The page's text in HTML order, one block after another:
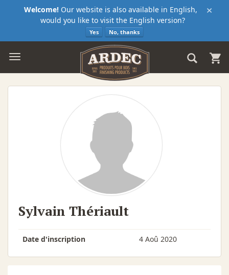
×
Welcome! Our website is also available in English,
would you like to visit the English version?
Yes No, thanks
Sylvain Thériault
Date d'inscription 4 Aoû 2020